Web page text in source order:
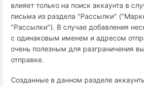
влияет только на поиск аккаунта в
письма из раздела "Рассылки"
"Рассылки"). В случае добавления
с одинаковым именем и адресом
очень полезным для разграничения
отправке.
Созданные в данном разделе